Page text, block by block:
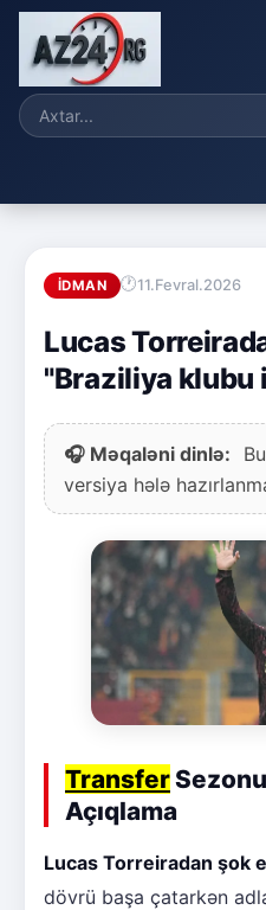
İDMAN 11.Fevral.2026
Lucas
"Braziliya klubu
🎧 Məqaləni dinlə:
versiya hələ
Transfer
Açıqlama
Lucas Torreiradan şok
dövrü başa çatarkən